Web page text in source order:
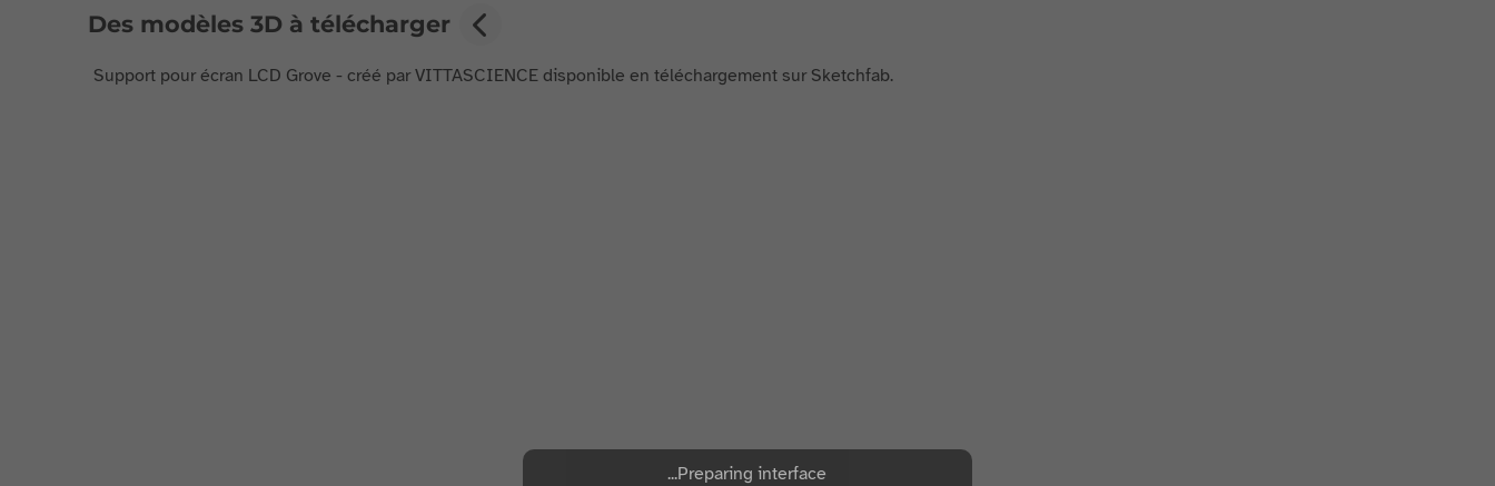
Des modèles 3D à télécharger
Support pour écran LCD Grove - créé par VITTASCIENCE disponible en téléchargement sur Sketchfab.
Preparing interface...